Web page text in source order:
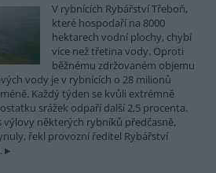
V rybnících Rybářství Třeboň,
které hospodaří na 8000
hektarech vodní plochy, chybí
více než třetina vody. Oproti
běžnému zdržovaném objemu
vody je v rybnících o 28 milionů
Každý týden se kvůli extrémně
srážek odpaří další 2,5 procenta.
výlovy některých rybníků předčasně,
řekl provozní ředitel Rybářství